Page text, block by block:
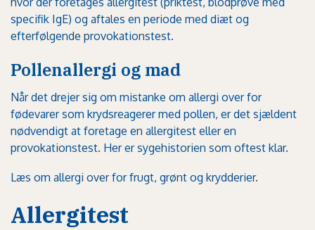
specifik IgE) og aftales en periode med diæt og
efterfølgende provokationstest.
Pollenallergi og mad
Når det drejer sig om mistanke om allergi over for
fødevarer som krydsreagerer med pollen, er det sjældent
nødvendigt at foretage en allergitest eller en
provokationstest. Her er sygehistorien som oftest klar.
Læs om allergi over for frugt, grønt og krydderier.
Allergitest